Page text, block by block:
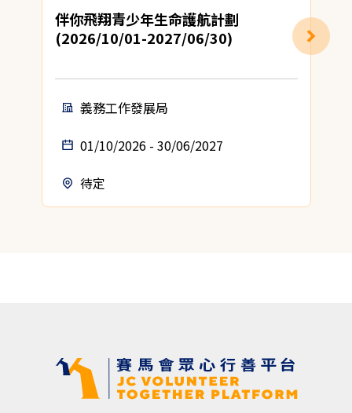
伴你飛翔青少年生命護航計劃
(2026/10/01-2027/06/30)
義務工作發展局
01/10/2026 - 30/06/2027
待定